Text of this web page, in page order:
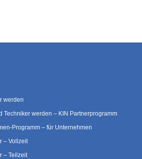
werden
Techniker werden – KIN Partnerprogramm
Programm – für Unternehmen
– Vollzeit
– Teilzeit